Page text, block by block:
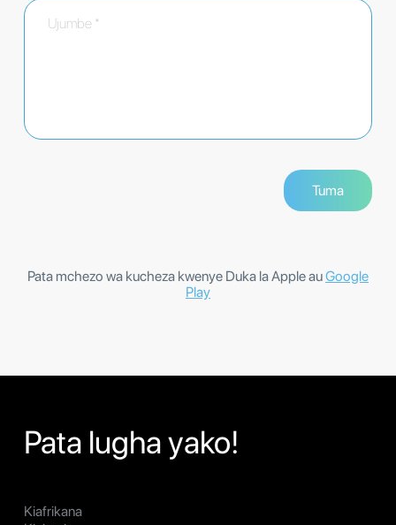
Pata mchezo wa kucheza kwenye Duka la Apple auGoogle
Play
Pata lugha yako!
Kiafrikana